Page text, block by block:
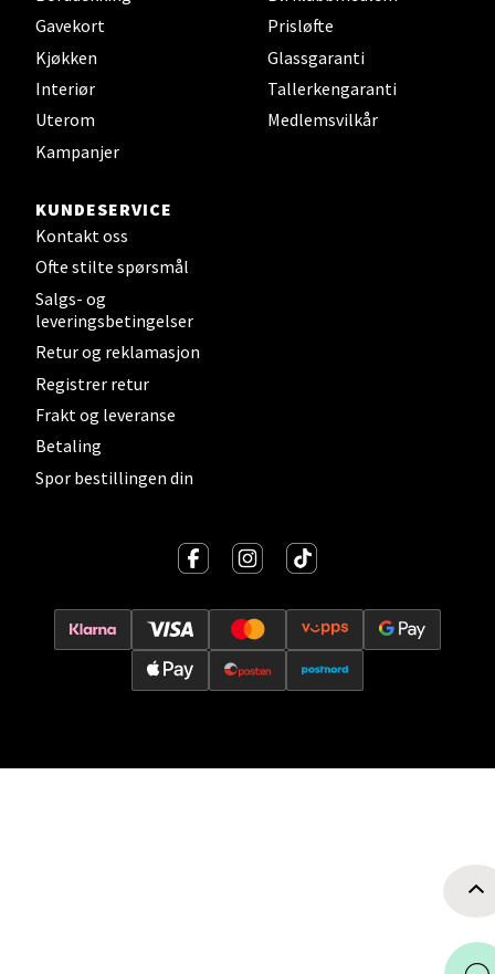
Gavekort
Kjøkken
Interiør
Uterom
Kampanjer
Prisløfte
Glassgaranti
Tallerkengaranti
Medlemsvilkår
KUNDESERVICE
Kontakt oss
Ofte stilte spørsmål
Salgs- og
leveringsbetingelser
Retur og reklamasjon
Registrer retur
Frakt og leveranse
Betaling
Spor bestillingen din
Steinkjer - Thon Senter Steinkjer
Sjøfartsgata 2, 7714 Steinkjer
Åpent i dag 10-20
0 i butikk
Leirvik - Stord
Torgbakken 2, 5401 Stord
Åpent i dag 10-17
Oslo - Thon Senter Storo
Vitaminveien 7 - 9, 0485 Oslo
Åpent i dag 10-21